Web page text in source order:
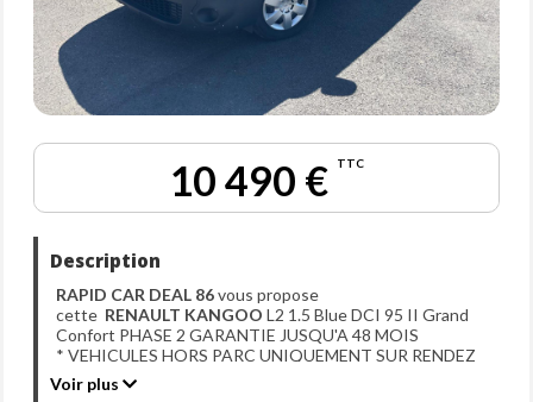
10 490 € TTC
Description
RAPID CAR DEAL 86vous propose
cette RENAULT KANGOO L2 1.5 Blue DCI 95 II Grand
Confort PHASE 2 GARANTIE JUSQU'A 48 MOIS
* VEHICULES HORS PARC UNIQUEMENT SUR RENDEZ
VOUS *
Voir plus